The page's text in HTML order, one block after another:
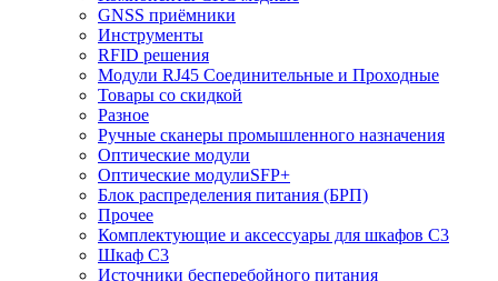
GNSS приёмники
Инструменты
RFID решения
Модули RJ45 Соединительные и Проходные
Товары со скидкой
Разное
Ручные сканеры промышленного назначения
Оптические модули
Оптические модулиSFP+
Блок распределения питания (БРП)
Прочее
Комплектующие и аксессуары для шкафов C3
Шкаф C3
Источники бесперебойного питания